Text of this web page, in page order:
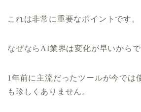
これは非常に重要なポイントです。
なぜならAI業界は変化が早いからで
1年前に主流だったツールが今では
も珍しくありません。